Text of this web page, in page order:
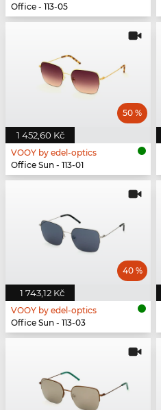
Office - 113-05
1 452,60 Kč
50 %
VOOY by edel-optics
Office Sun - 113-01
1 743,12 Kč
40 %
VOOY by edel-optics
Office Sun - 113-03